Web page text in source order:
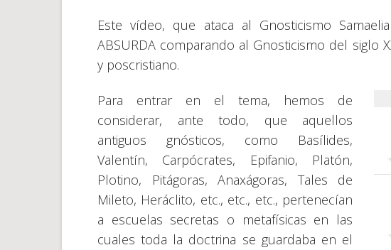
Este vídeo, que ataca al Gnosticismo
ABSURDA comparando al Gnosticismo del siglo
y poscristiano.
Para entrar en el tema, hemos de
considerar, ante todo, que aquellos
antiguos gnósticos, como Basílides,
Valentín, Carpócrates, Epifanio, Platón,
Plotino, Pitágoras, Anaxágoras, Tales de
Mileto, Heráclito, etc., etc., etc., pertenecían
a escuelas secretas o metafísicas en las
cuales toda la doctrina se guardaba en el